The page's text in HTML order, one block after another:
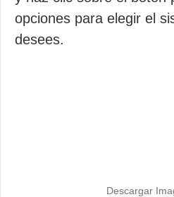
opciones para elegir el
desees.
Descargar